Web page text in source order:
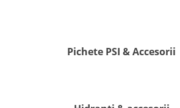
Pichete PSI & Accesorii